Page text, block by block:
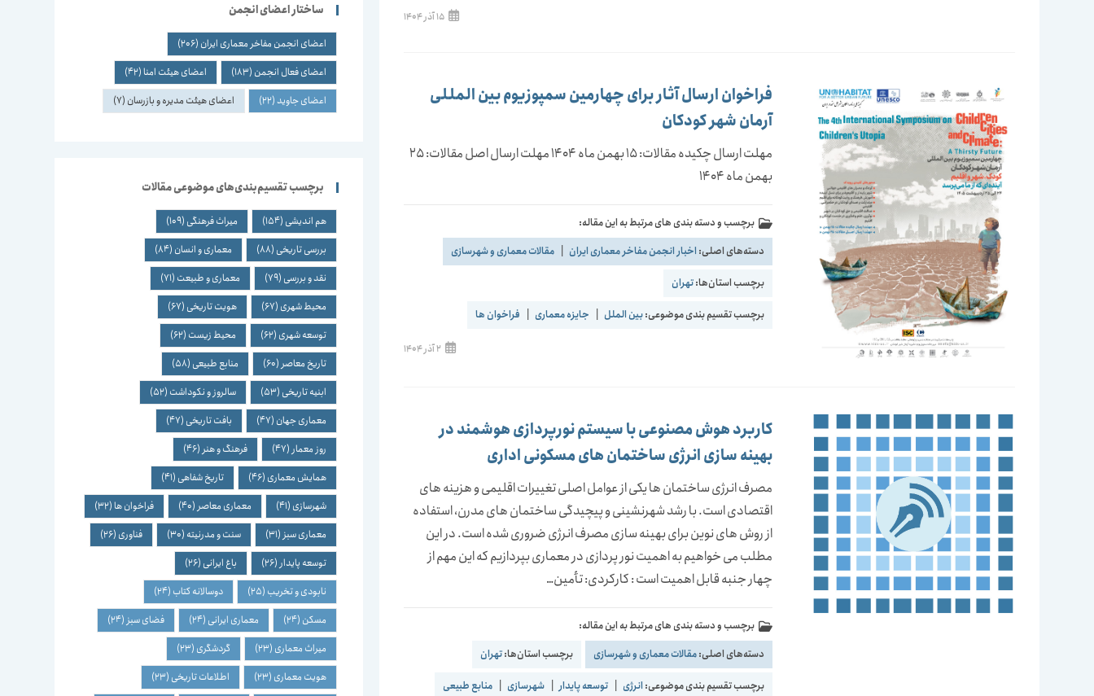
نوشته
منتشر
15 آذر 1404
فراخوان ارسال آثار برای چهارمین سمپوزیوم بین المللی
آرمان شهر کودکان
مهلت ارسال چکیده مقالات: 15 بهمن ماه 1404 مهلت ارسال اصل مقالات: 25
بهمن ماه 1404
برچسب و دسته بندی های مرتبط به این مقاله:
دسته‌های اصلی: اخبار انجمن مفاخر معماری ایران مقالات معماری و شهرسازی
برچسب استان‌ها:تهران
برچسب تقسیم بندی موضوعی:بین الملل جایزه معماری فراخوان ها
نوشته
منتشر
2 آذر 1404
کاربرد هوش مصنوعی با سیستم نورپردازی هوشمند در
بهینه سازی انرژی ساختمان های مسکونی اداری
مصرف انرژی ساختمان ها یکی از عوامل اصلی تغییرات اقلیمی و هزینه های
اقتصادی است. با رشد شهرنشینی و پیچیدگی ساختمان های مدرن، استفاده
از روش های نوین برای بهینه سازی مصرف انرژی ضروری شده است. در این
مطلب می خواهیم به اهمیت نور پردازی در معماری بپردازیم که این مهم از
چهار جنبه قابل اهمیت است : کارکردی: تأمین…
برچسب و دسته بندی های مرتبط به این مقاله:
دسته‌های اصلی:مقالات معماری و شهرسازی برچسب استان‌ها:تهران
برچسب تقسیم بندی موضوعی: انرژی توسعه پایدار شهرسازی منابع طبیعی
ساختار اعضای انجمن
اعضای انجمن مفاخر معماری ایران (206)
اعضای فعال انجمن (183) اعضای هیئت امنا(42)
اعضای جاوید(22) اعضای هیئت مدیره و بازرسان (7)
برچسب تقسیم‌بندی‌های موضوعی مقالات
هم اندیشی (154) میراث فرهنگی (109)
بررسی تاریخی (88) معماری و انسان (84)
نقد و بررسی (79) معماری و طبیعت (71)
محیط شهری (67) هویت تاریخی (67)
توسعه شهری (62) محیط زیست (62)
تاریخ معاصر (60) منابع طبیعی (58)
ابنیه تاریخی (53) سالروز و نکوداشت (52)
معماری جهان (47) بافت تاریخی (47)
روز معمار (47) فرهنگ و هنر (46)
همایش معماری (46) تاریخ شفاهی (41)
شهرسازی (41) معماری معاصر (40) فراخوان ها(32)
معماری سبز (31) سنت و مدرنیته (30) فناوری (26)
توسعه پایدار (26) باغ ایرانی (26)
نابودی و تخریب (25) دوسالانه کتاب (24)
مسکن (24) معماری ایرانی (24) فضای سبز (24)
میراث معماری (23) گردشگری (23)
هویت معماری (23) اطلاعات تاریخی (23)